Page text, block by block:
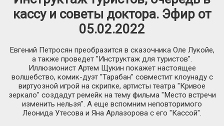
кассу и советы доктора. Эфир от
05.02.2022
Евгений Петросян преобразится в сказочника Оле Лукойе,
а также проведет "Инструктаж для туристов".
Иллюзионист Артем Щукин покажет настоящее
волшебство, комик-дуэт "Тарабан" совместит клоунаду с
виртуозной игрой на скрипке, артисты театра "Кривое
зеркало" создадут ремейк на тему фильма "Место встречи
изменить нельзя". А еще вспомним неповторимого
Леонида Утесова и Яна Арлазорова с его "Кассой".